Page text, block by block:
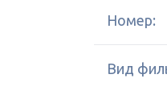
Номер:
Вид